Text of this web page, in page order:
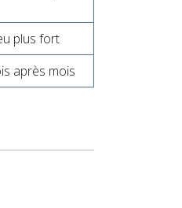
plus fort
après mois